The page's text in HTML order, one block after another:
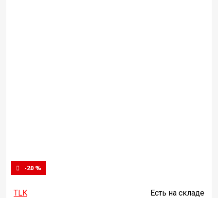
-20 %
TLK Есть на складе